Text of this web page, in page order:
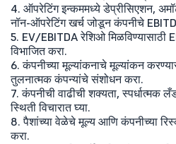
4. ऑपरेटिंग इन्कममध्ये डेप्रीसिएशन,
नॉन-ऑपरेटिंग खर्च जोडून कंपनीचे
5. EV/EBITDA रेशिओ मिळविण्यासाठी
विभाजित करा.
6. कंपनीच्या मूल्यांकनाचे मूल्यांकन
तुलनात्मक कंपन्यांचे संशोधन करा.
7. कंपनीची वाढीची शक्यता, स्पर्धात्मक
स्थिती विचारात घ्या.
8. पैशांच्या वेळेचे मूल्य आणि कंपनीच्या
करा.